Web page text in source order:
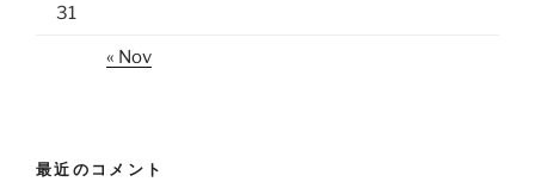
31
« Nov
最近のコメント